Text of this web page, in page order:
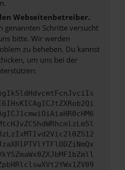
Webseitenbetreiber.
genannten Schritte versucht
bitte. Wir werden
zu beheben. Du kannst
um uns bei der